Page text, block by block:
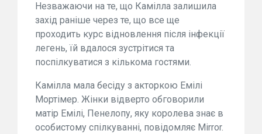
Незважаючи на те, що Камілла залишила
захід раніше через те, що все ще
проходить курс відновлення після інфекції
легень, їй вдалося зустрітися та
поспілкуватися з кількома гостями.
Камілла мала бесіду з акторкою Емілі
Мортімер. Жінки відверто обговорили
матір Емілі, Пенелопу, яку королева знає в
особистому спілкуванні, повідомляє Mirror.